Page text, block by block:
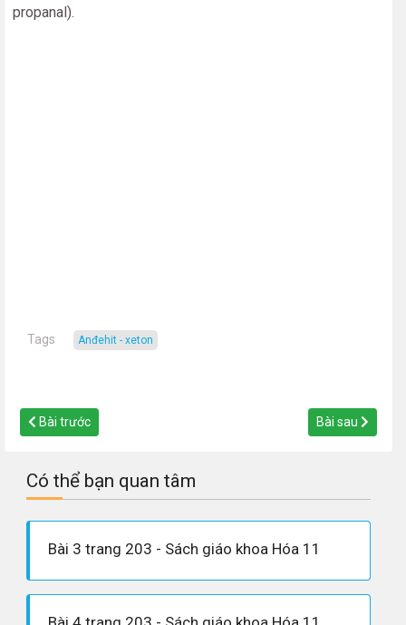
propanal).
Tags Anđehit - xeton
Bài trước Bài sau
Có thể bạn quan tâm
Bài 3 trang 203 - Sách giáo khoa Hóa 11